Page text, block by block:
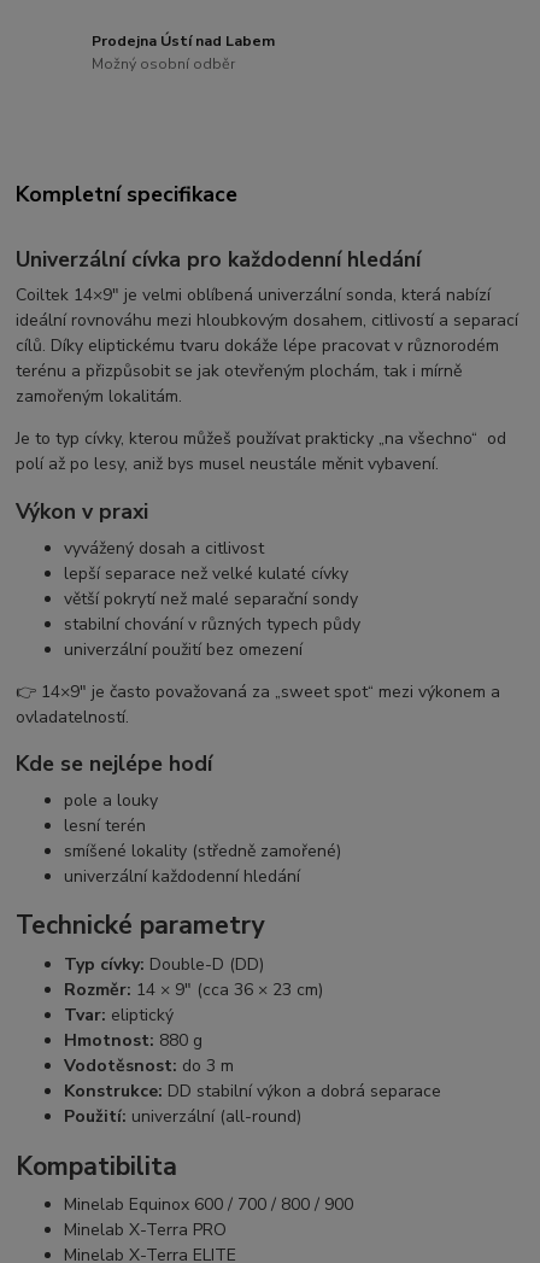
Prodejna Ústí nad Labem
Možný osobní odběr
Kompletní specifikace
Univerzální cívka pro každodenní hledání
Coiltek 14×9" je velmi oblíbená univerzální sonda, která nabízí
ideální rovnováhu mezi hloubkovým dosahem, citlivostí a separací
cílů. Díky eliptickému tvaru dokáže lépe pracovat v různorodém
terénu a přizpůsobit se jak otevřeným plochám, tak i mírně
zamořeným lokalitám.
Je to typ cívky, kterou můžeš používat prakticky „na všechno“ od
polí až po lesy, aniž bys musel neustále měnit vybavení.
Výkon v praxi
vyvážený dosah a citlivost
lepší separace než velké kulaté cívky
větší pokrytí než malé separační sondy
stabilní chování v různých typech půdy
univerzální použití bez omezení
👉 14×9" je často považovaná za „sweet spot“ mezi výkonem a
ovladatelností.
Kde se nejlépe hodí
pole a louky
lesní terén
smíšené lokality (středně zamořené)
univerzální každodenní hledání
Technické parametry
Typ cívky: Double-D (DD)
Rozměr: 14 × 9" (cca 36 × 23 cm)
Tvar: eliptický
Hmotnost: 880 g
Vodotěsnost: do 3 m
Konstrukce: DD stabilní výkon a dobrá separace
Použití: univerzální (all-round)
Kompatibilita
Minelab Equinox 600 / 700 / 800 / 900
Minelab X-Terra PRO
Minelab X-Terra ELITE